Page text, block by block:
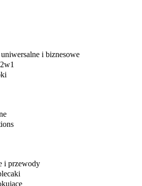
i biznesowe
i przewody